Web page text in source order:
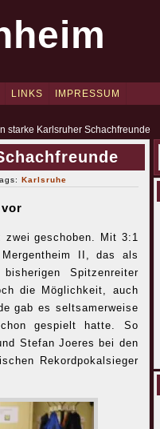
LINKS IMPRESSUM
starke Karlsruher Schachfreunde
Karlsruhe
zwei geschoben. Mit 3:1
II, das als
Spitzenreiter
die Möglichkeit, auch
gab es seltsamerweise
gespielt hatte. So
Stefan Joeres bei den
Rekordpokalsieger